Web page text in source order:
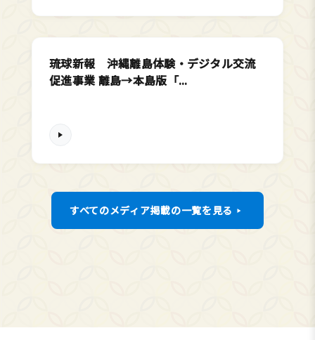
琉球新報 沖縄離島体験・デジタル交流
促進事業 離島→本島版「...
すべてのメディア掲載の一覧を見る